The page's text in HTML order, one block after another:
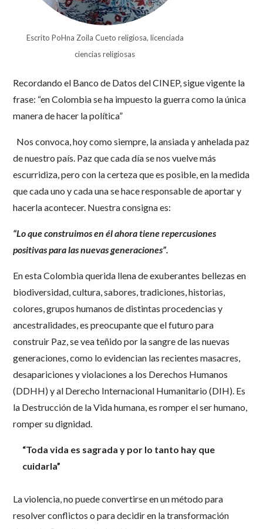
Escrito PoHna Zoila Cueto religiosa, licenciada
ciencias religiosas
Recordando el Banco de Datos del CINEP, sigue vigente la
frase: “en Colombia se ha impuesto la guerra como la única
manera de hacer la política”
Nos convoca, hoy como siempre, la ansiada y anhelada paz
de nuestro país. Paz que cada día se nos vuelve más
escurridiza, pero con la certeza que es posible, en la medida
que cada uno y cada una se hace responsable de aportar y
hacerla acontecer. Nuestra consigna es:
“Lo que construimos en él ahora tiene repercusiones
positivas para las nuevas generaciones”.
En esta Colombia querida llena de exuberantes bellezas en
biodiversidad, cultura, sabores, tradiciones, historias,
colores, grupos humanos de distintas procedencias y
ancestralidades, es preocupante que el futuro para
construir Paz, se vea teñido por la sangre de las nuevas
generaciones, como lo evidencian las recientes masacres,
desapariciones y violaciones a los Derechos Humanos
(DDHH) y al Derecho Internacional Humanitario (DIH). Es
la Destrucción de la Vida humana, es romper el ser humano,
romper su dignidad.
“Toda vida es sagrada y por lo tanto hay que
cuidarla”
La violencia, no puede convertirse en un método para
resolver conflictos o para decidir en la transformación